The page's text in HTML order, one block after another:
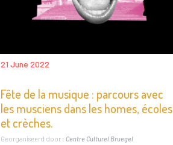
21 June 2022
Fête de la musique : parcours avec
les musciens dans les homes, écoles
et crèches.
Georganiseerd door : Centre Culturel Bruegel